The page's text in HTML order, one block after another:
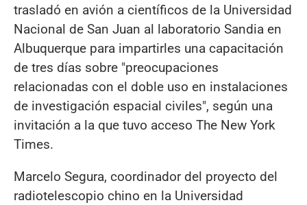
trasladó en avión a científicos de la Universidad
Nacional de San Juan al laboratorio Sandia en
Albuquerque para impartirles una capacitación
de tres días sobre "preocupaciones
relacionadas con el doble uso en instalaciones
de investigación espacial civiles", según una
invitación a la que tuvo acceso The New York
Times.
Marcelo Segura, coordinador del proyecto del
radiotelescopio chino en la Universidad